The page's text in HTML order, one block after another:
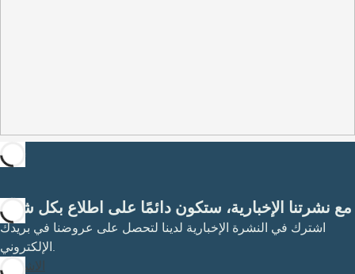
مع نشرتنا الإخبارية، ستكون دائمًا على اطلاع بكل شيء
اشترك في النشرة الإخبارية لدينا لتحصل على عروضنا في بريدك
الإلكتروني.
الاشتراك